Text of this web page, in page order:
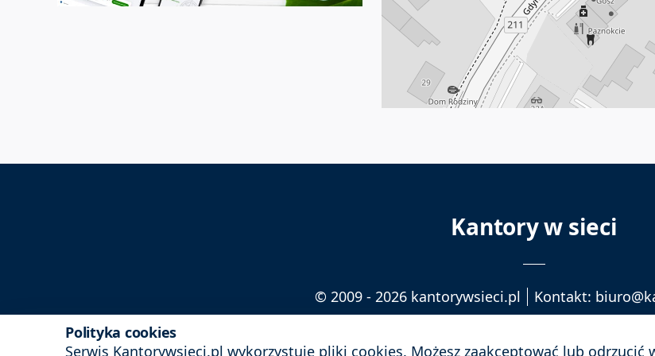
Kantory w sieci
© 2009 - 2026 kantorywsieci.pl
Kontakt:
Polityka Prywatności
Polityka
Polityka cookies
Serwis Kantorywsieci.pl wykorzystuje pliki cookies. Możesz zaakceptować lub odrzucić